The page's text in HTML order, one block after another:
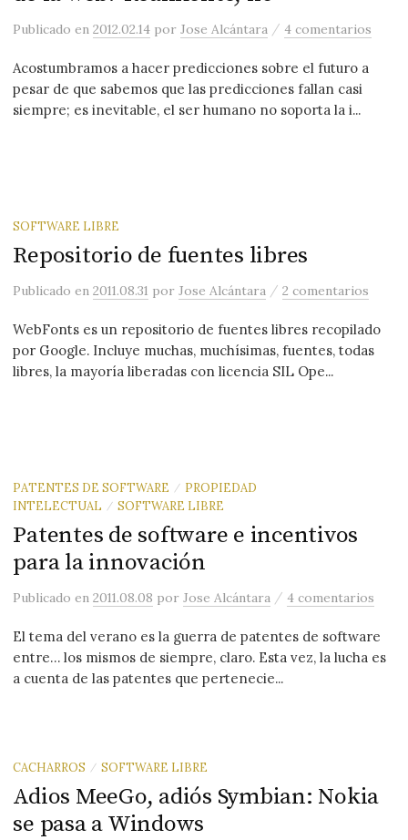
Publicadoen2012.02.14 porJose Alcántara /4 comentarios
Acostumbramos a hacer predicciones sobre el futuro a
pesar de que sabemos que las predicciones fallan casi
siempre; es inevitable, el ser humano no soporta la i...
SOFTWARE LIBRE
Repositorio de fuentes libres
Publicadoen2011.08.31 porJose Alcántara /2 comentarios
WebFonts es un repositorio de fuentes libres recopilado
por Google. Incluye muchas, muchísimas, fuentes, todas
libres, la mayoría liberadas con licencia SIL Ope...
PATENTES DE SOFTWARE / PROPIEDAD
INTELECTUAL
/ SOFTWARE LIBRE
Patentes de software e incentivos
para la innovación
Publicadoen2011.08.08 porJose Alcántara /4 comentarios
El tema del verano es la guerra de patentes de software
entre… los mismos de siempre, claro. Esta vez, la lucha es
a cuenta de las patentes que pertenecie...
CACHARROS / SOFTWARE LIBRE
Adios MeeGo, adiós Symbian: Nokia
se pasa a Windows